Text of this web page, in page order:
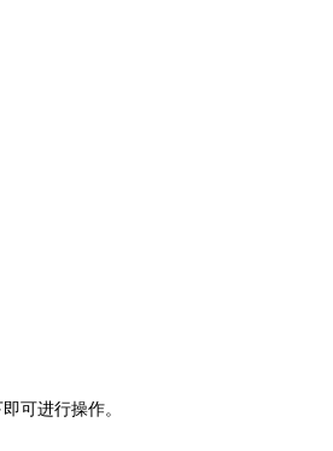
可进行操作。